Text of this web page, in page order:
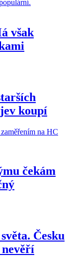
však
koupí
čekám
Česku